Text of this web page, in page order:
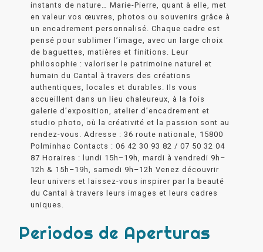
instants de nature… Marie-Pierre, quant à elle, met
en valeur vos œuvres, photos ou souvenirs grâce à
un encadrement personnalisé. Chaque cadre est
pensé pour sublimer l’image, avec un large choix
de baguettes, matières et finitions. Leur
philosophie : valoriser le patrimoine naturel et
humain du Cantal à travers des créations
authentiques, locales et durables. Ils vous
accueillent dans un lieu chaleureux, à la fois
galerie d’exposition, atelier d’encadrement et
studio photo, où la créativité et la passion sont au
rendez-vous. Adresse : 36 route nationale, 15800
Polminhac Contacts : 06 42 30 93 82 / 07 50 32 04
87 Horaires : lundi 15h–19h, mardi à vendredi 9h–
12h & 15h–19h, samedi 9h–12h Venez découvrir
leur univers et laissez-vous inspirer par la beauté
du Cantal à travers leurs images et leurs cadres
uniques.
Periodos de Aperturas